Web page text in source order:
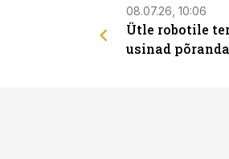
08.07.26, 10:06
Ütle robotile
usinad